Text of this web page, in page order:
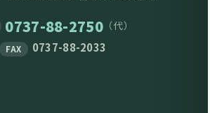
0737-88-2750（代）
FAX 0737-88-2033